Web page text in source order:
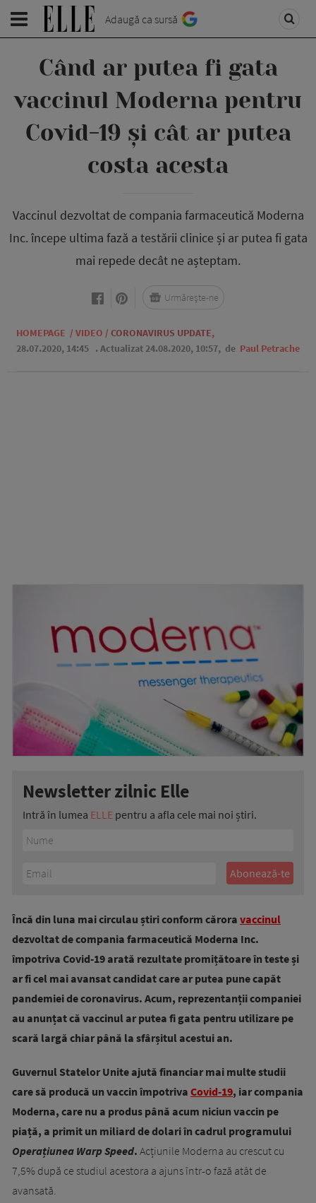
Adaugă ca sursă
Când ar putea fi gata
vaccinul Moderna pentru
Covid-19 și cât ar putea
costa acesta
Vaccinul dezvoltat de compania farmaceutică Moderna
Inc. începe ultima fază a testării clinice și ar putea fi gata
mai repede decât ne așteptam.
HOMEPAGE / VIDEO / CORONAVIRUS UPDATE,
28.07.2020, 14:45 . Actualizat 24.08.2020, 10:57, de Paul Petrache
Urmărește-ne
Newsletter zilnic Elle
Intră în lumea ELLE pentru a afla cele mai noi știri.
Încă din luna mai circulau știri conform cărora vaccinul
dezvoltat de compania farmaceutică Moderna Inc.
împotriva Covid-19 arată rezultate promițătoare în teste și
ar fi cel mai avansat candidat care ar putea pune capăt
pandemiei de coronavirus. Acum, reprezentanții companiei
au anunțat că vaccinul ar putea fi gata pentru utilizare pe
scară largă chiar până la sfârșitul acestui an.
Guvernul Statelor Unite ajută financiar mai multe studii
care să producă un vaccin împotriva Covid-19, iar compania
Moderna, care nu a produs până acum niciun vaccin pe
piață, a primit un miliard de dolari în cadrul programului
Operațiunea Warp Speed. Acțiunile Moderna au crescut cu
7,5% după ce studiul acestora a ajuns într-o fază atât de
avansată.